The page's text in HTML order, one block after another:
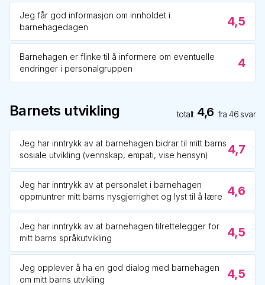
Jeg får god informasjon om innholdet i
barnehagedagen
4,5
Barnehagen er flinke til å informere om eventuelle
endringer i personalgruppen
4
Barnets utvikling totalt 4,6 fra46 svar
Jeg har inntrykk av at barnehagen bidrar til mitt barns
sosiale utvikling (vennskap, empati, vise hensyn)
4,7
Jeg har inntrykk av at personalet i barnehagen
oppmuntrer mitt barns nysgjerrighet og lyst til å lære 4,6
Jeg har inntrykk av at barnehagen tilrettelegger for
mitt barns språkutvikling
4,5
Jeg opplever å ha en god dialog med barnehagen
om mitt barns utvikling
4,5